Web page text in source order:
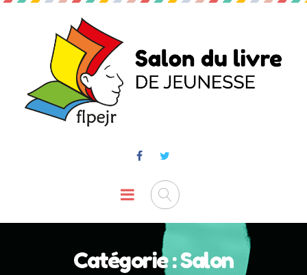
Catégorie :Salon